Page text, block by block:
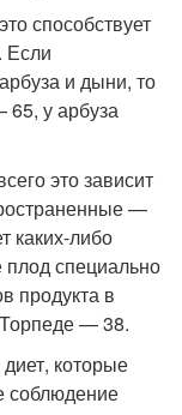
способствует
Если
и дыни, то
65, у арбуза
это зависит
—
каких-либо
специально
продукта в
— 38.
которые
соблюдение